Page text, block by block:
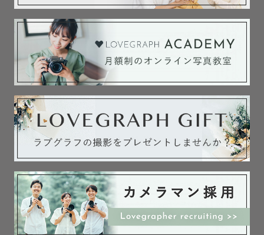
場代、施設入場料等を頂戴する場合がございますので、ご
相談ください！
みなさまの幸せを残していけるよう、お手伝いさせてくだ
さい！！
ここまで読んでいただき、ありがとうございました😌
ご依頼、心よりお待ちしております。
✉️お問い合わせ先
「公式LINEで問い合わせる」よりLINE追加の上、お問い
合わせください！🙇‍♂️